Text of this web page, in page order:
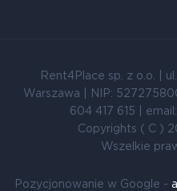
Rent4Place sp. z o.o. |
Warszawa | NIP:
604 417 615 |
Copyrights ( C )
Wszelkie
Pozycjonowanie w Google -